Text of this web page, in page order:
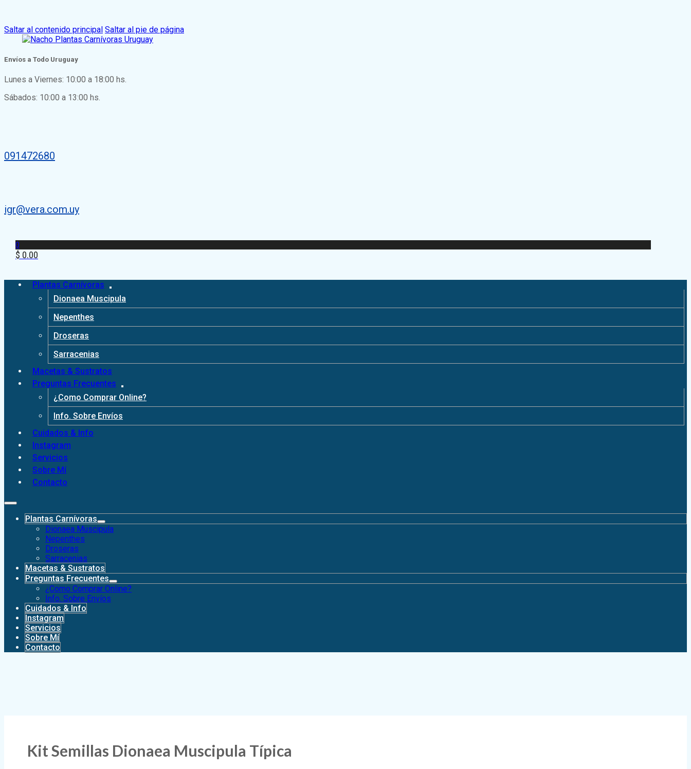
Saltar al contenido principal Saltar al pie de página
Envíos a Todo Uruguay
Lunes a Viernes: 10:00 a 18:00 hs.
Sábados: 10:00 a 13:00 hs.
091472680
igr@vera.com.uy
0
$ 0.00
Plantas Carnívoras
Dionaea Muscipula
Nepenthes
Droseras
Sarracenias
Macetas & Sustratos
Preguntas Frecuentes
¿Como Comprar Online?
Info. Sobre Envíos
Cuidados & Info
Instagram
Servicios
Sobre Mí
Contacto
Plantas Carnívoras
Dionaea Muscipula
Nepenthes
Droseras
Sarracenias
Macetas & Sustratos
Preguntas Frecuentes
¿Como Comprar Online?
Info. Sobre Envíos
Cuidados & Info
Instagram
Servicios
Sobre Mí
Contacto
Kit Semillas Dionaea Muscipula Típica